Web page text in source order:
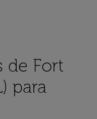
de Fort
para